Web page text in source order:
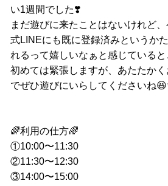
い1週間でした❣️
まだ遊びに来たことはないけれど
式LINEにも既に登録済みというか
れるって嬉しいなぁと感じていると
初めては緊張しますが、あたたか
でぜひ遊びにいらしてくださいね
🌈利用の仕方🌈
①10:00〜11:30
②11:30〜12:30
③14:00〜15:00